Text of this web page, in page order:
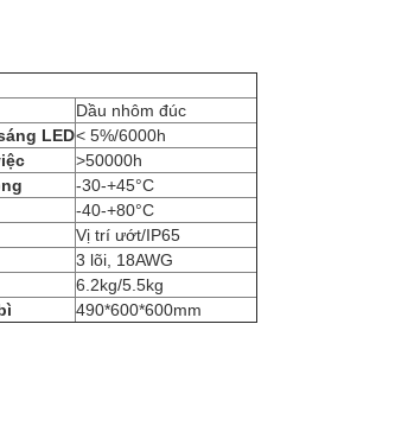
Dầu nhôm đúc
LED< 5%/6000h
>50000h
-30-+45°C
-40-+80°C
Vị trí ướt/IP65
3 lõi, 18AWG
6.2kg/5.5kg
490*600*600mm